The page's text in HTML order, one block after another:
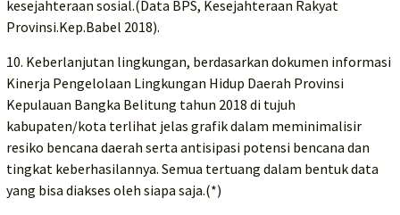
kesejahteraan sosial.(Data BPS, Kesejahteraan Rakyat
Provinsi.Kep.Babel 2018).
10. Keberlanjutan lingkungan, berdasarkan dokumen informasi
Kinerja Pengelolaan Lingkungan Hidup Daerah Provinsi
Kepulauan Bangka Belitung tahun 2018 di tujuh
kabupaten/kota terlihat jelas grafik dalam meminimalisir
resiko bencana daerah serta antisipasi potensi bencana dan
tingkat keberhasilannya. Semua tertuang dalam bentuk data
yang bisa diakses oleh siapa saja.(*)